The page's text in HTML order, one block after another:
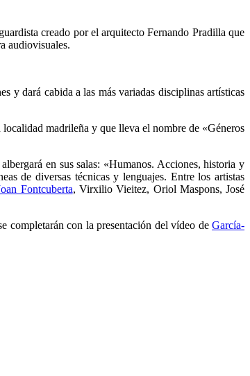
creado por el arquitecto Fernando Pradilla que
audiovisuales.
y dará cabida a las más variadas disciplinas artísticas
madrileña y que lleva el nombre de «Géneros
en sus salas: «Humanos. Acciones, historia y
de diversas técnicas y lenguajes. Entre los artistas
Fontcuberta, Virxilio Vieitez, Oriol Maspons, José
completarán con la presentación del vídeo deGarcía-